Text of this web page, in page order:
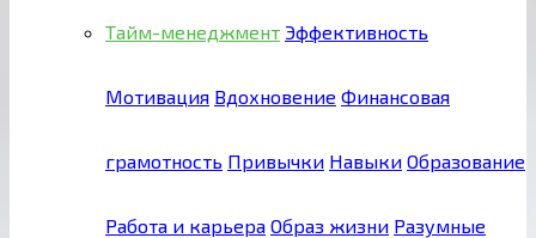
Тайм-менеджмент Эффективность
Мотивация Вдохновение Финансовая
грамотность Привычки Навыки Образование
Работа и карьера Образ жизни Разумные